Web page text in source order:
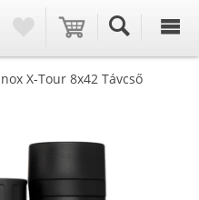
X-Tour 8x42 Távcső